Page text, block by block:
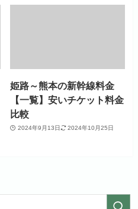
姫路～熊本の新幹線料金
【一覧】安いチケット料金
比較
2024年9月13日 2024年10月25日